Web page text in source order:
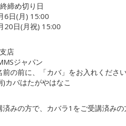
締め切り日
6日(月) 15:00
20日(月祝) 15:00
店
ジャパン
の前に、「カバ」をお入れくださ
カバはたがやはなこ
みの方で、カバラ1をご受講済みの